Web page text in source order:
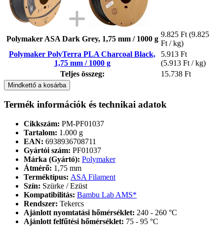
Polymaker ASA Dark Grey, 1,75 mm / 1000 g
9.825 Ft (9.825
Ft / kg)
Polymaker PolyTerra PLA Charcoal Black,
1,75 mm / 1000 g
5.913 Ft
(5.913 Ft / kg)
Teljes összeg:
15.738 Ft
Mindkettő a kosárba
Termék információk és technikai adatok
Cikkszám: PM-PF01037
Tartalom: 1.000 g
EAN: 6938936708711
Gyártói szám: PF01037
Márka (Gyártó): Polymaker
Átmérő: 1,75 mm
Terméktípus: ASA Filament
Szín: Szürke / Ezüst
Kompatibilitás: Bambu Lab AMS*
Rendszer: Tekercs
Ajánlott nyomtatási hőmérséklet: 240 - 260 °C
Ajánlott felfűtési hőmérséklet: 75 - 95 °C